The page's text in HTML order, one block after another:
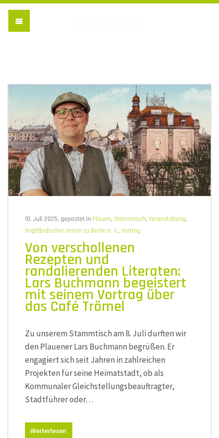
10. Juli 2025, gepostet in Plauen, Stammtisch, Veranstaltung,
Vogtländischer Verein zu Berlin e. V., Vortrag
Von verschollenen
Rezepten und
randalierenden Literaten:
Lars Buchmann begeistert
mit seinem Vortrag über
das Café Trömel
Zu unserem Stammtisch am 8. Juli durften wir
den Plauener Lars Buchmann begrüßen. Er
engagiert sich seit Jahren in zahlreichen
Projekten für seine Heimatstadt, ob als
Kommunaler Gleichstellungsbeauftragter,
Stadtführer oder…
Weiterlesen